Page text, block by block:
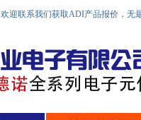
迎联系我们获取ADI产品报价，无